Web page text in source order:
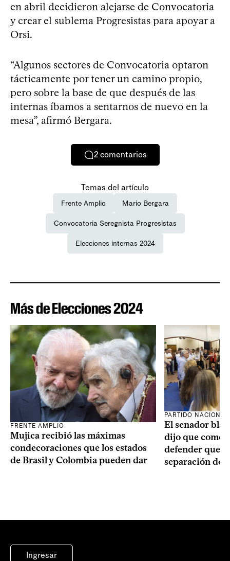
en abril decidieron alejarse de Convocatoria
y crear el sublema Progresistas para apoyar a
Orsi.
“Algunos sectores de Convocatoria optaron
tácticamente por tener un camino propio,
pero sobre la base de que después de las
internas íbamos a sentarnos de nuevo en la
mesa”, afirmó Bergara.
2 comentarios
Temas del artículo
Frente Amplio Mario Bergara
Convocatoria Seregnista Progresistas
Elecciones internas 2024
Más de Elecciones 2024
FRENTE AMPLIO
Mujica recibió las máximas
condecoraciones que los estados
de Brasil y Colombia pueden dar
PARTIDO NACIONAL
El senador
dijo que como
defender que
separación de
Ingresar